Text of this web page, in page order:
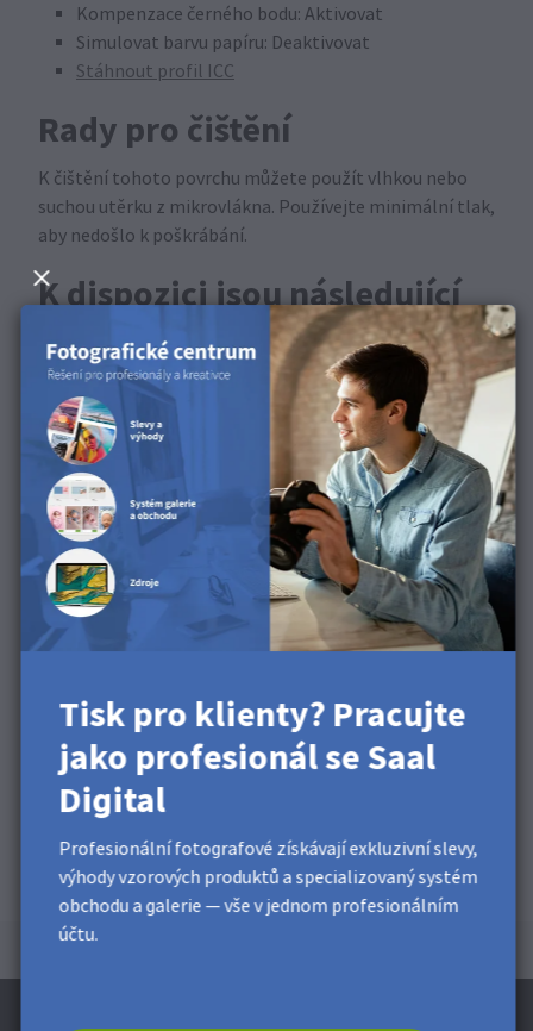
Kompenzace černého bodu: Aktivovat
Simulovat barvu papíru: Deaktivovat
Stáhnout profil ICC
Rady pro čištění
K čištění tohoto povrchu můžete použít vlhkou nebo
suchou utěrku z mikrovlákna. Používejte minimální tlak,
aby nedošlo k poškrábání.
K dispozici jsou následující
produkty
Tento produkt je k dispozici pro fotografické plátno.
Objevte tento povrch v
našem produktovém videu
Tisk pro klienty? Pracujte
jako profesionál se Saal
Digital
Profesionální fotografové získávají exkluzivní slevy,
výhody vzorových produktů a specializovaný systém
obchodu a galerie — vše v jednom profesionálním
účtu.